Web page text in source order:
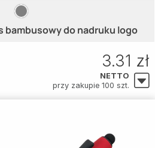
bambusowy do nadruku logo
3.31 zł
NETTO
przy zakupie 100 szt.